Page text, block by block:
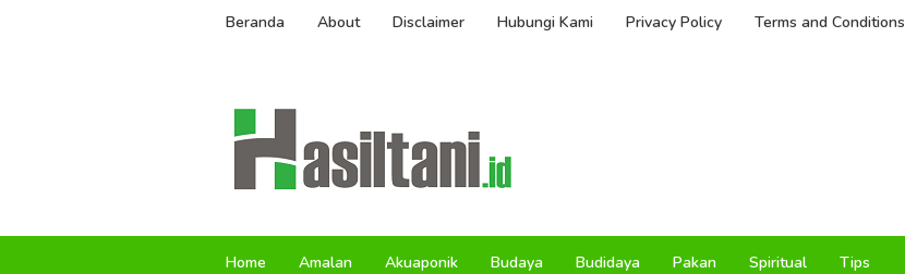
Beranda About Disclaimer Hubungi Kami Privacy Policy Terms and Conditions
Home Amalan Akuaponik Budaya Budidaya Pakan Spiritual Tips